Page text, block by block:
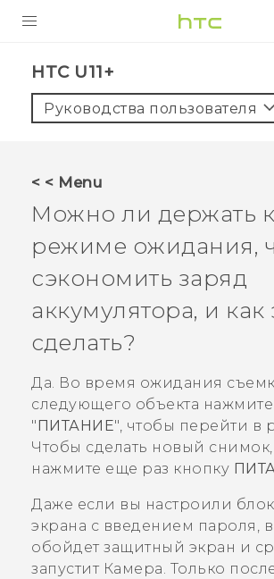
5G
VIVERSE
ПОДДЕРЖКА
HTC U11+‎
Руководства пользователя
< < Menu
Можно ли держать
режиме ожидания,
сэкономить заряд
аккумулятора, и как
сделать?
Да. Во время ожидания
следующего объекта
"‍ ПИТАНИЕ"‍, чтобы перейти в
Чтобы сделать новый
нажмите еще раз кнопку
Даже если вы настроили
экрана с введением пароля,
обойдет защитный экран и
запустит Камера. Только